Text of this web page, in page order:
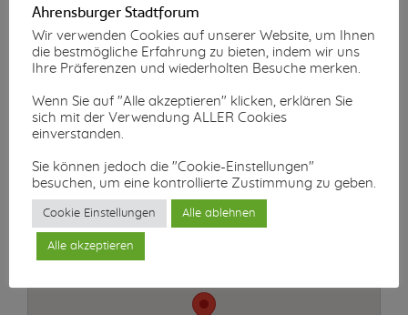
Ahrensburger Stadtforum
Wir verwenden Cookies auf unserer Website, um Ihnen
die bestmögliche Erfahrung zu bieten, indem wir uns
Ihre Präferenzen und wiederholten Besuche merken.
Wenn Sie auf "Alle akzeptieren" klicken, erklären Sie
sich mit der Verwendung ALLER Cookies
einverstanden.
Sie können jedoch die "Cookie-Einstellungen"
besuchen, um eine kontrollierte Zustimmung zu geben.
Cookie Einstellungen Alle ablehnen
Alle akzeptieren